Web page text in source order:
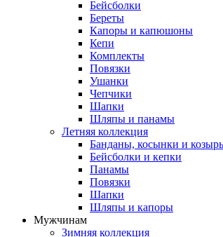
Бейсболки
Береты
Капоры и капюшоны
Кепи
Комплекты
Повязки
Ушанки
Чепчики
Шапки
Шляпы и панамы
Летняя коллекция
Банданы, косынки и
Бейсболки и кепки
Панамы
Повязки
Шапки
Шляпы и капоры
Мужчинам
Зимняя коллекция